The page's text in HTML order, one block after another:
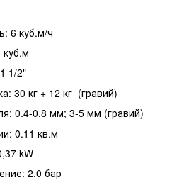
6 куб.м/ч
1/2"
30 кг + 12 кг (гравий)
0.4-0.8 мм; 3-5 мм (гравий)
0.11 кв.м
kW
2.0 бар